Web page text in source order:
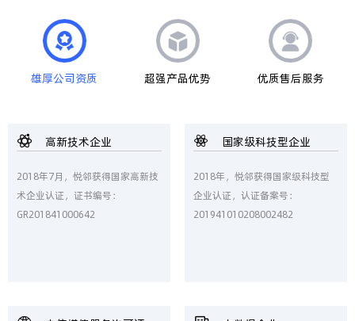
雄厚公司资质 超强产品优势 优质售后服务
高新技术企业
2018年7月，悦邻获得国家高新技
术企业认证，证书编号：
GR201841000642
国家级科技型企业
2018年，悦邻获得国家级科技型
企业认证，认证备案号：
201941010208002482